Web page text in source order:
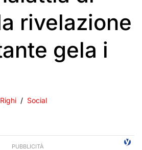
rivelazione
gela i
Social